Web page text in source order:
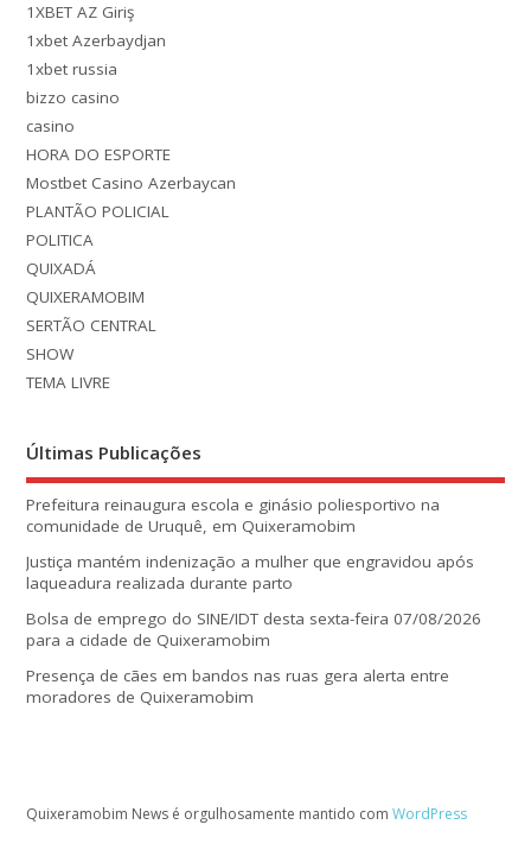
1XBET AZ Giriş
1xbet Azerbaydjan
1xbet russia
bizzo casino
casino
HORA DO ESPORTE
Mostbet Casino Azerbaycan
PLANTÃO POLICIAL
POLITICA
QUIXADÁ
QUIXERAMOBIM
SERTÃO CENTRAL
SHOW
TEMA LIVRE
Últimas Publicações
Prefeitura reinaugura escola e ginásio poliesportivo na
comunidade de Uruquê, em Quixeramobim
Justiça mantém indenização a mulher que engravidou após
laqueadura realizada durante parto
Bolsa de emprego do SINE/IDT desta sexta-feira 07/08/2026
para a cidade de Quixeramobim
Presença de cães em bandos nas ruas gera alerta entre
moradores de Quixeramobim
Quixeramobim News é orgulhosamente mantido com WordPress